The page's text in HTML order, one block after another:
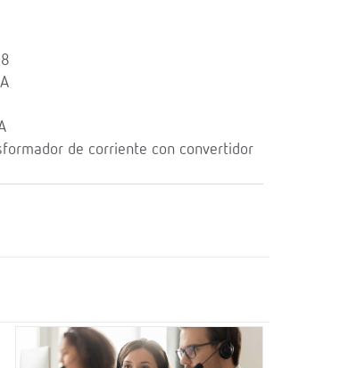
de corriente con convertidor